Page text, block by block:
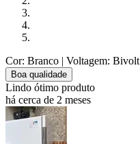
Cor: Branco | Voltagem: Bivolt
Boa qualidade
Lindo ótimo produto
há cerca de 2 meses